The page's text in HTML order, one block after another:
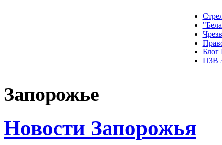
Блог
ПЗВ
Запорожье
Новости Запорожья